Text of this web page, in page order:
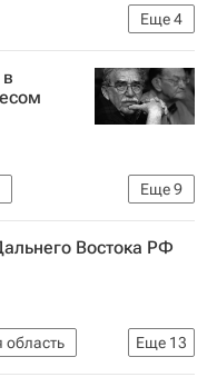
Еще4
Серия до трех побед плей-офф мужской Евролиги, ПБК ЦСКА - "Панатинаикос"
Еще9
Америка
Весь мирВостока РФ
Еще 13
область